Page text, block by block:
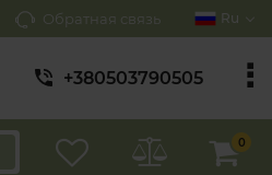
Обратная связь Ru
+380503790505
0